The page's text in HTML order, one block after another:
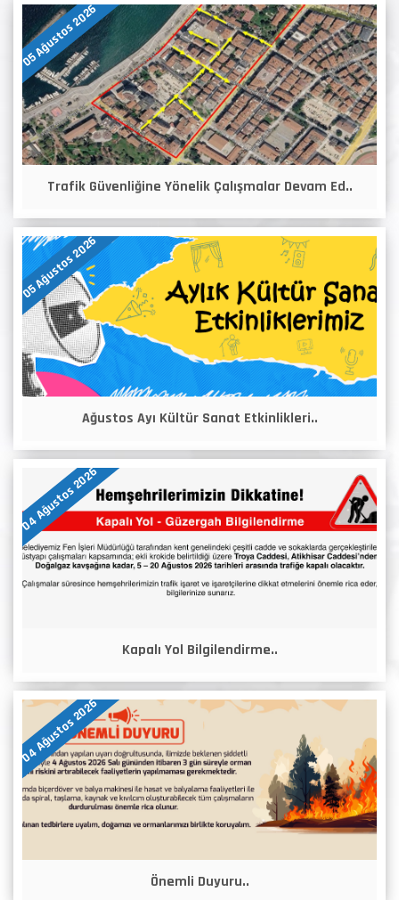
05 Ağustos 2026
Trafik Güvenliğine Yönelik Çalışmalar Devam Ed..
05 Ağustos 2026
Ağustos Ayı Kültür Sanat Etkinlikleri..
04 Ağustos 2026
Kapalı Yol Bilgilendirme..
04 Ağustos 2026
Önemli Duyuru..